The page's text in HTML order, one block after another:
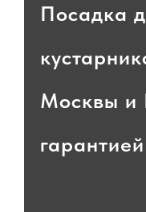
Посадка
Москвы и